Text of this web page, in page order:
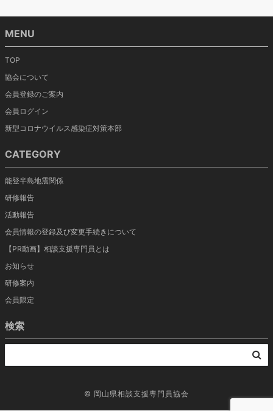
MENU
TOP
協会について
会員登録のご案内
会員ログイン
新型コロナウイルス感染症対策本部
CATEGORY
能登半島地震関係
研修報告
活動報告
会員情報の登録及び変更手続きについて
【PR動画】相談支援専門員とは
お知らせ
研修案内
会員限定
検索
© 岡山県相談支援専門員協会